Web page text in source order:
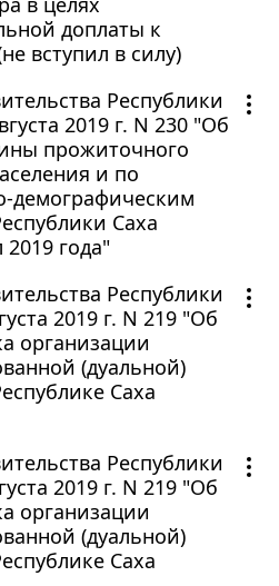
доплаты к
вступил в силу)
Республики
2019 г. N 230 "Об
прожиточного
и по
демографическим
Саха
2019 года"
Республики
2019 г. N 219 "Об
организации
(дуальной)
Саха
Республики
2019 г. N 219 "Об
организации
(дуальной)
Саха